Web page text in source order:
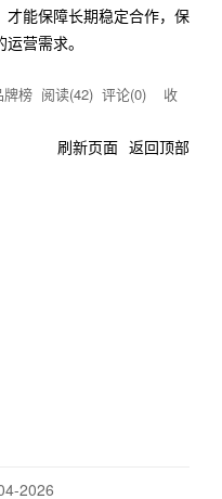
才能保障长期稳定合作，保
营需求。
牌榜 阅读(42) 评论(0) 收
刷新页面 返回顶部
2026